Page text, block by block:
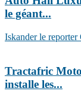
le géant...
Iskander le reporter
Tractafric
installe les...